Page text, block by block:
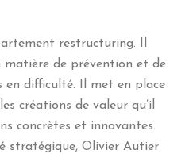
restructuring. Il
matière de prévention et de
en difficulté.
Il met en place
créations de valeur qu’il
concrètes et innovantes.
stratégique, Olivier Autier